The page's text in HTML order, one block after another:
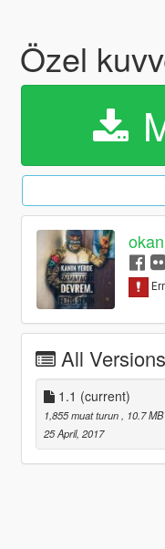
Özel
okan
All Versions
1.1 (current)
1,855 muat turun
, 10.7 MB
25 April, 2017